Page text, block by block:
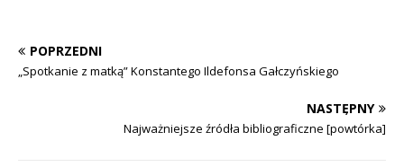
POPRZEDNI
„Spotkanie z matką” Konstantego Ildefonsa Gałczyńskiego
NASTĘPNY
Najważniejsze źródła bibliograficzne [powtórka]